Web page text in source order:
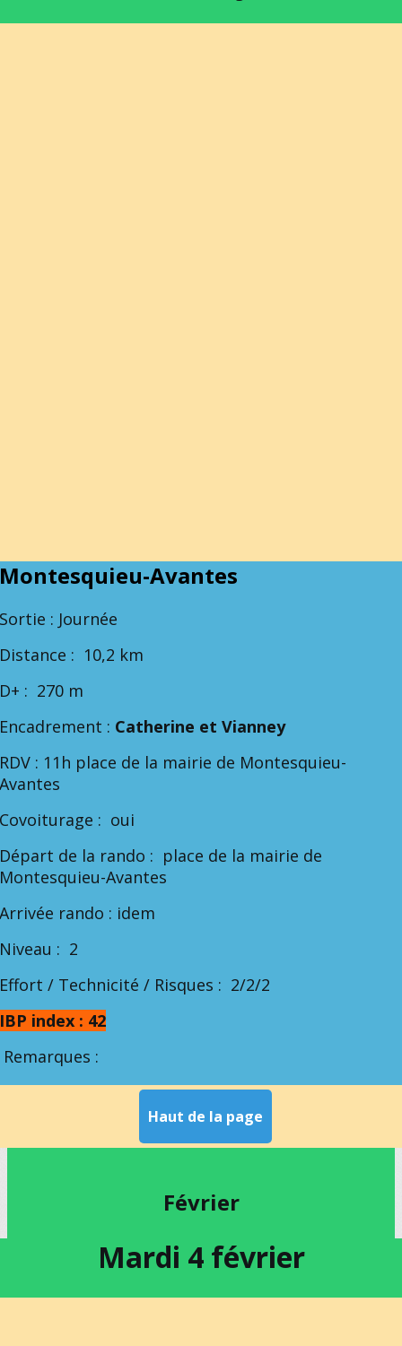
Avantes
: Journée
: 10,2 km
: 270 m
: Catherine et Vianney
: 11h place de la mairie de Montesquieu-
: oui
de la rando : place de la mairie de
Avantes
rando : idem
: 2
/ Technicité / Risques : 2/2/2
index : 42
:
Haut de la page
Février
Mardi 4 février